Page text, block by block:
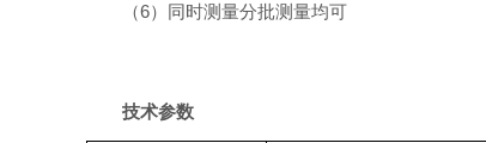
（6） 同时测量分批测量均可
技术参数